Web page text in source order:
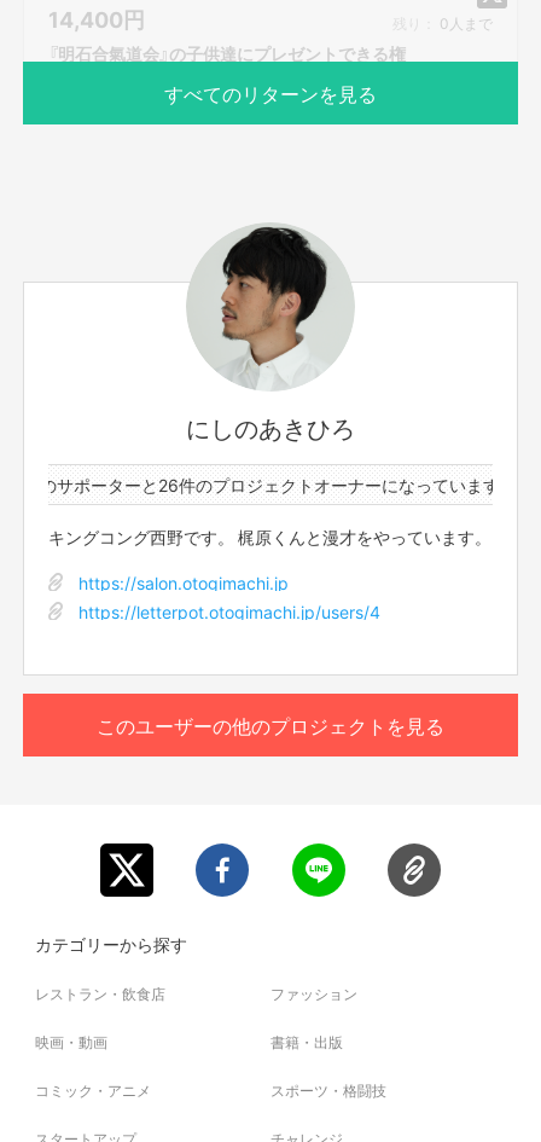
にしのあきひろ
のサポーターと26件のプロジェクトオーナーになっています。
キングコング西野です。 梶原くんと漫才をやっています。
https://salon.otogimachi.jp
https://letterpot.otogimachi.jp/users/4
※お届け予定日は「目安」です。団体の代表者様と連絡をと
りあって、都合が合うタイミングでお届けします。
14,400円 残り： 0人まで
『明石合氣道会』の子供達にプレゼントできる権
サポーター数 お届け予定日
2020年10月
合氣道は、ハリウッドスターであるスティーブン・セガー
ルが得意とする武道であり、世界中で数多くの人が合氣道
の神秘に取り憑かれ、学んでいます。
合氣道は護身術としてだけでなく、心身の健康づくりのた
めに最適です。心と体の統一を学び天地の氣と交流しまし
ょう。
しています。子どもから大人まで男女問わず、無理なく安
全に稽古ができます。
『明石合氣道会』の子供達8人に、映画『えんとつ町のプペ
映画公式HPにプレゼント企画のご支援者としてお名前を
掲載させて頂きます。
りあって、都合が合うタイミングでお届けします。
もっと見る
このリターンを購入する
すべてのリターンを見る
このユーザーの他のプロジェクトを見る
カテゴリーから探す
レストラン・飲食店 ファッション
映画・動画 書籍・出版
コミック・アニメ スポーツ・格闘技